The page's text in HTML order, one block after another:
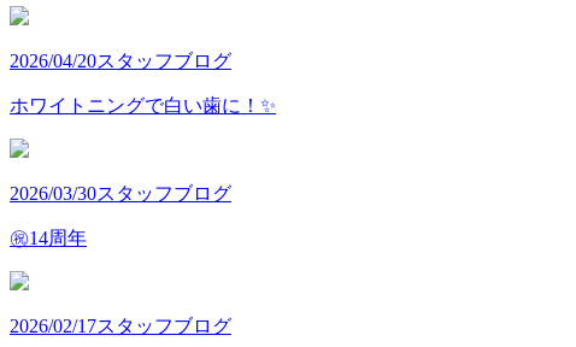
2026/04/20スタッフブログ
ホワイトニングで白い歯に！✨
2026/03/30スタッフブログ
㊗️14周年
2026/02/17スタッフブログ